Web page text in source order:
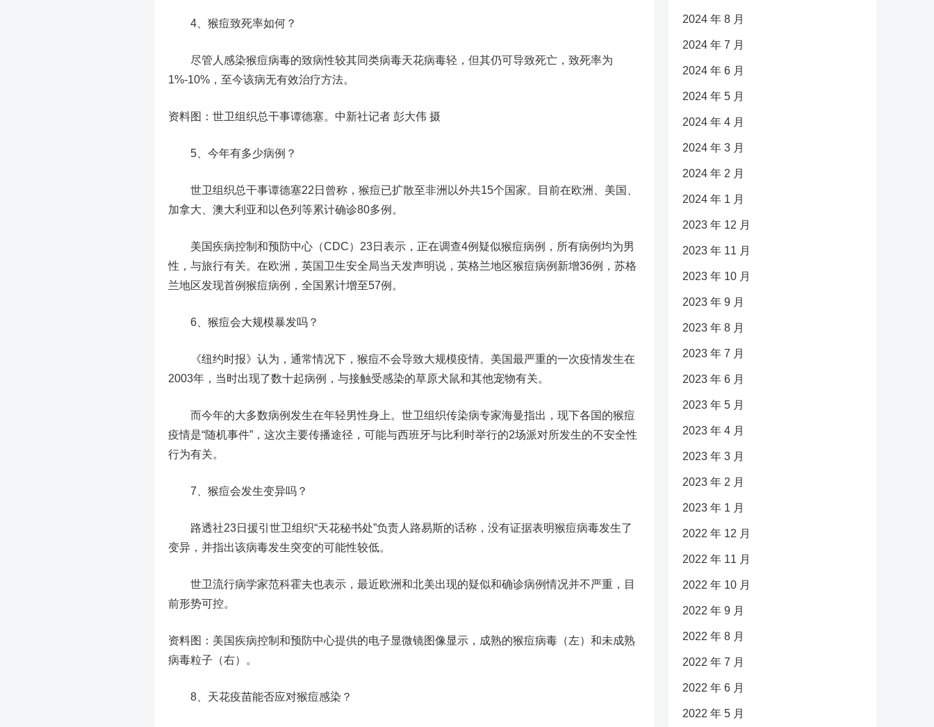
4、猴痘致死率如何？
尽管人感染猴痘病毒的致病性较其同类病毒天花病毒轻，但其仍可导致死亡，致死率为
1%-10%，至今该病无有效治疗方法。
资料图：世卫组织总干事谭德塞。中新社记者 彭大伟 摄
5、今年有多少病例？
世卫组织总干事谭德塞22日曾称，猴痘已扩散至非洲以外共15个国家。目前在欧洲、美国、
加拿大、澳大利亚和以色列等累计确诊80多例。
美国疾病控制和预防中心（CDC）23日表示，正在调查4例疑似猴痘病例，所有病例均为男
性，与旅行有关。在欧洲，英国卫生安全局当天发声明说，英格兰地区猴痘病例新增36例，苏格
兰地区发现首例猴痘病例，全国累计增至57例。
6、猴痘会大规模暴发吗？
《纽约时报》认为，通常情况下，猴痘不会导致大规模疫情。美国最严重的一次疫情发生在
2003年，当时出现了数十起病例，与接触受感染的草原犬鼠和其他宠物有关。
而今年的大多数病例发生在年轻男性身上。世卫组织传染病专家海曼指出，现下各国的猴痘
疫情是“随机事件”，这次主要传播途径，可能与西班牙与比利时举行的2场派对所发生的不安全性
行为有关。
7、猴痘会发生变异吗？
路透社23日援引世卫组织“天花秘书处”负责人路易斯的话称，没有证据表明猴痘病毒发生了
变异，并指出该病毒发生突变的可能性较低。
世卫流行病学家范科霍夫也表示，最近欧洲和北美出现的疑似和确诊病例情况并不严重，目
前形势可控。
资料图：美国疾病控制和预防中心提供的电子显微镜图像显示，成熟的猴痘病毒（左）和未成熟
病毒粒子（右）。
8、天花疫苗能否应对猴痘感染？
2024 年 8 月
2024 年 7 月
2024 年 6 月
2024 年 5 月
2024 年 4 月
2024 年 3 月
2024 年 2 月
2024 年 1 月
2023 年 12 月
2023 年 11 月
2023 年 10 月
2023 年 9 月
2023 年 8 月
2023 年 7 月
2023 年 6 月
2023 年 5 月
2023 年 4 月
2023 年 3 月
2023 年 2 月
2023 年 1 月
2022 年 12 月
2022 年 11 月
2022 年 10 月
2022 年 9 月
2022 年 8 月
2022 年 7 月
2022 年 6 月
2022 年 5 月